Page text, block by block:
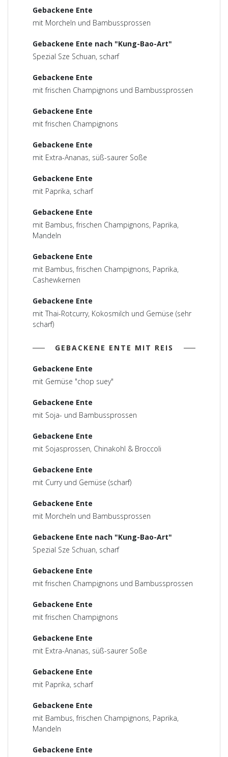
Gebackene Ente
mit Morcheln und Bambussprossen
Gebackene Ente nach "Kung-Bao-Art"
Spezial Sze Schuan, scharf
Gebackene Ente
mit frischen Champignons und Bambussprossen
Gebackene Ente
mit frischen Champignons
Gebackene Ente
mit Extra-Ananas, süß-saurer Soße
Gebackene Ente
mit Paprika, scharf
Gebackene Ente
mit Bambus, frischen Champignons, Paprika,
Mandeln
Gebackene Ente
mit Bambus, frischen Champignons, Paprika,
Cashewkernen
Gebackene Ente
mit Thai-Rotcurry, Kokosmilch und Gemüse (sehr
scharf)
GEBACKENE ENTE MIT REIS
Gebackene Ente
mit Gemüse "chop suey"
Gebackene Ente
mit Soja- und Bambussprossen
Gebackene Ente
mit Sojasprossen, Chinakohl & Broccoli
Gebackene Ente
mit Curry und Gemüse (scharf)
Gebackene Ente
mit Morcheln und Bambussprossen
Gebackene Ente nach "Kung-Bao-Art"
Spezial Sze Schuan, scharf
Gebackene Ente
mit frischen Champignons und Bambussprossen
Gebackene Ente
mit frischen Champignons
Gebackene Ente
mit Extra-Ananas, süß-saurer Soße
Gebackene Ente
mit Paprika, scharf
Gebackene Ente
mit Bambus, frischen Champignons, Paprika,
Mandeln
Gebackene Ente